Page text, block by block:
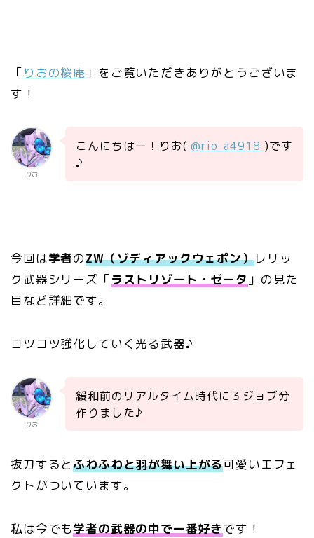
「 りおの桜庵 」をご覧いただきありがとうございま
す！
りお
こんにちはー！りお( @rio_a4918 )です
♪
今回は学者のZW（ゾディアックウェポン）レリッ
ク武器シリーズ「ラストリゾート・ゼータ 」の見た
目など詳細です。
コツコツ強化していく光る武器♪
りお
緩和前のリアルタイム時代に３ジョブ分
作りました♪
抜刀するとふわふわと羽が舞い上がる可愛いエフェ
クトがついています。
私は今でも学者の武器の中で一番好きです！